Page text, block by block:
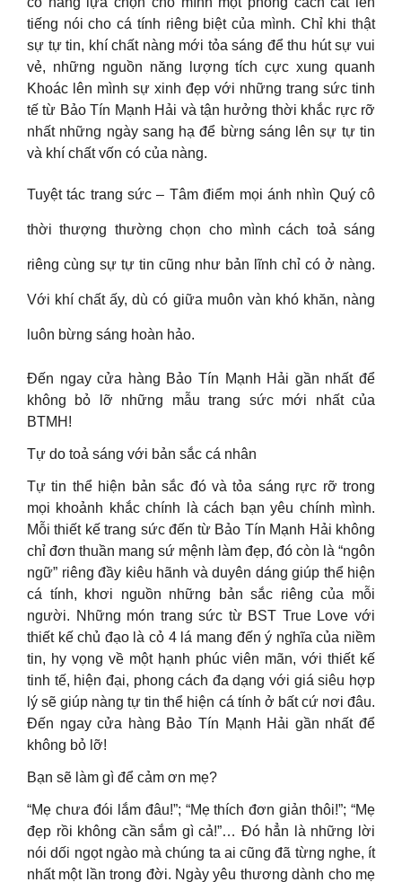
tiếng nói cho cá tính riêng biệt của mình. Chỉ khi thật
sự tự tin, khí chất nàng mới tỏa sáng để thu hút sự vui
vẻ, những nguồn năng lượng tích cực xung quanh
Khoác lên mình sự xinh đẹp với những trang sức tinh
tế từ Bảo Tín Mạnh Hải và tận hưởng thời khắc rực rỡ
nhất những ngày sang hạ để bừng sáng lên sự tự tin
và khí chất vốn có của nàng.
Tuyệt tác trang sức – Tâm điểm mọi ánh nhìn Quý cô
thời thượng thường chọn cho mình cách toả sáng
riêng cùng sự tự tin cũng như bản lĩnh chỉ có ở nàng.
Với khí chất ấy, dù có giữa muôn vàn khó khăn, nàng
luôn bừng sáng hoàn hảo.
Đến ngay cửa hàng Bảo Tín Mạnh Hải gần nhất để
không bỏ lỡ những mẫu trang sức mới nhất của
BTMH!
Tự do toả sáng với bản sắc cá nhân
Tự tin thể hiện bản sắc đó và tỏa sáng rực rỡ trong
mọi khoảnh khắc chính là cách bạn yêu chính mình.
Mỗi thiết kế trang sức đến từ Bảo Tín Mạnh Hải không
chỉ đơn thuần mang sứ mệnh làm đẹp, đó còn là “ngôn
ngữ” riêng đầy kiêu hãnh và duyên dáng giúp thể hiện
cá tính, khơi nguồn những bản sắc riêng của mỗi
người. Những món trang sức từ BST True Love với
thiết kế chủ đạo là cỏ 4 lá mang đến ý nghĩa của niềm
tin, hy vọng về một hạnh phúc viên mãn, với thiết kế
tinh tế, hiện đại, phong cách đa dạng với giá siêu hợp
lý sẽ giúp nàng tự tin thể hiện cá tính ở bất cứ nơi đâu.
Đến ngay cửa hàng Bảo Tín Mạnh Hải gần nhất để
không bỏ lỡ!
Bạn sẽ làm gì để cảm ơn mẹ?
“Mẹ chưa đói lắm đâu!”; “Mẹ thích đơn giản thôi!”; “Mẹ
đẹp rồi không cần sắm gì cả!”… Đó hẳn là những lời
nói dối ngọt ngào mà chúng ta ai cũng đã từng nghe, ít
nhất một lần trong đời. Ngày yêu thương dành cho mẹ